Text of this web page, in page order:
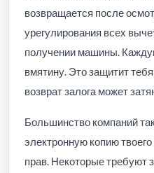
возвращается после
урегулирования всех
получении машины.
вмятину. Это защитит
возврат залога может
Большинство компаний
электронную копию
прав. Некоторые требуют